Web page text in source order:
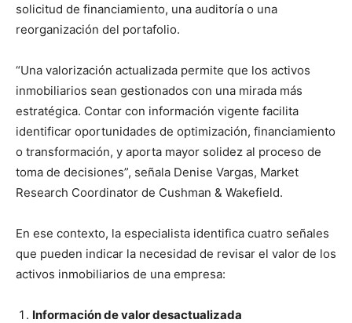
solicitud de financiamiento, una auditoría o una
reorganización del portafolio.
“Una valorización actualizada permite que los activos
inmobiliarios sean gestionados con una mirada más
estratégica. Contar con información vigente facilita
identificar oportunidades de optimización, financiamiento
o transformación, y aporta mayor solidez al proceso de
toma de decisiones”, señala Denise Vargas, Market
Research Coordinator de Cushman & Wakefield.
En ese contexto, la especialista identifica cuatro señales
que pueden indicar la necesidad de revisar el valor de los
activos inmobiliarios de una empresa:
Información de valor desactualizada